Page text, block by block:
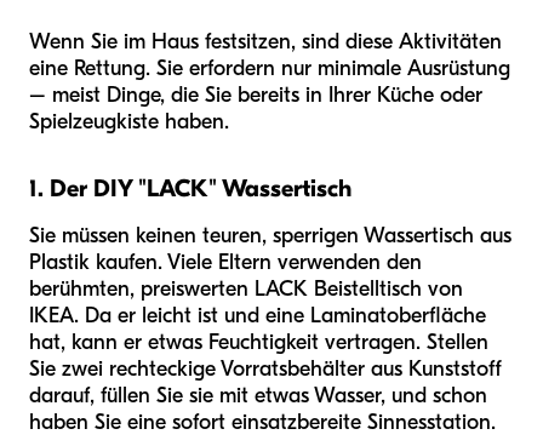
Wenn Sie im Haus festsitzen, sind diese Aktivitäten
eine Rettung. Sie erfordern nur minimale Ausrüstung
– meist Dinge, die Sie bereits in Ihrer Küche oder
Spielzeugkiste haben.
1. Der DIY "LACK" Wassertisch
Sie müssen keinen teuren, sperrigen Wassertisch aus
Plastik kaufen. Viele Eltern verwenden den
berühmten, preiswerten LACK Beistelltisch von
IKEA. Da er leicht ist und eine Laminatoberfläche
hat, kann er etwas Feuchtigkeit vertragen. Stellen
Sie zwei rechteckige Vorratsbehälter aus Kunststoff
darauf, füllen Sie sie mit etwas Wasser, und schon
haben Sie eine sofort einsatzbereite Sinnesstation.